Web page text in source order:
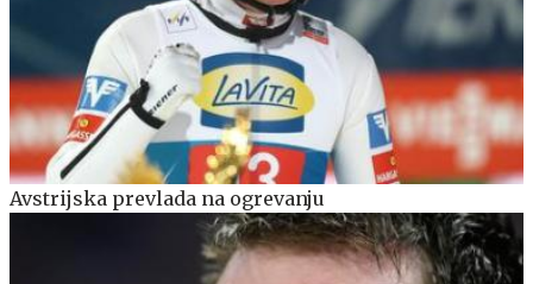
Avstrijska prevlada na ogrevanju